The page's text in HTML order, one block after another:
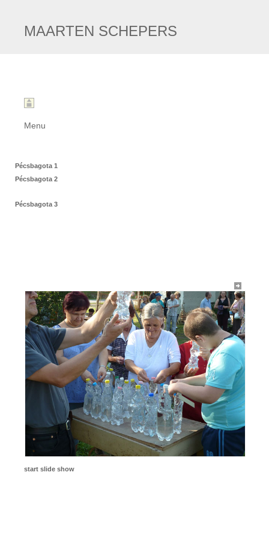
MAARTEN SCHEPERS
Menu
Pécsbagota 1
Pécsbagota 2
Pécsbagota 3
start slide show